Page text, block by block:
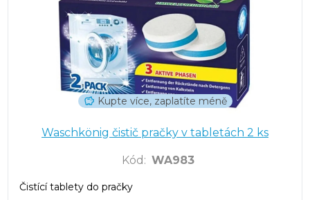
Kupte více, zaplatíte méně
Waschkönig čistič pračky v tabletách 2 ks
Kód : WA983
Čistící tablety do pračky